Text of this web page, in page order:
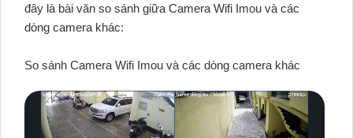
đây là bài văn so sánh giữa Camera Wifi Imou và các
dòng camera khác:
So sánh Camera Wifi Imou và các dòng camera khác